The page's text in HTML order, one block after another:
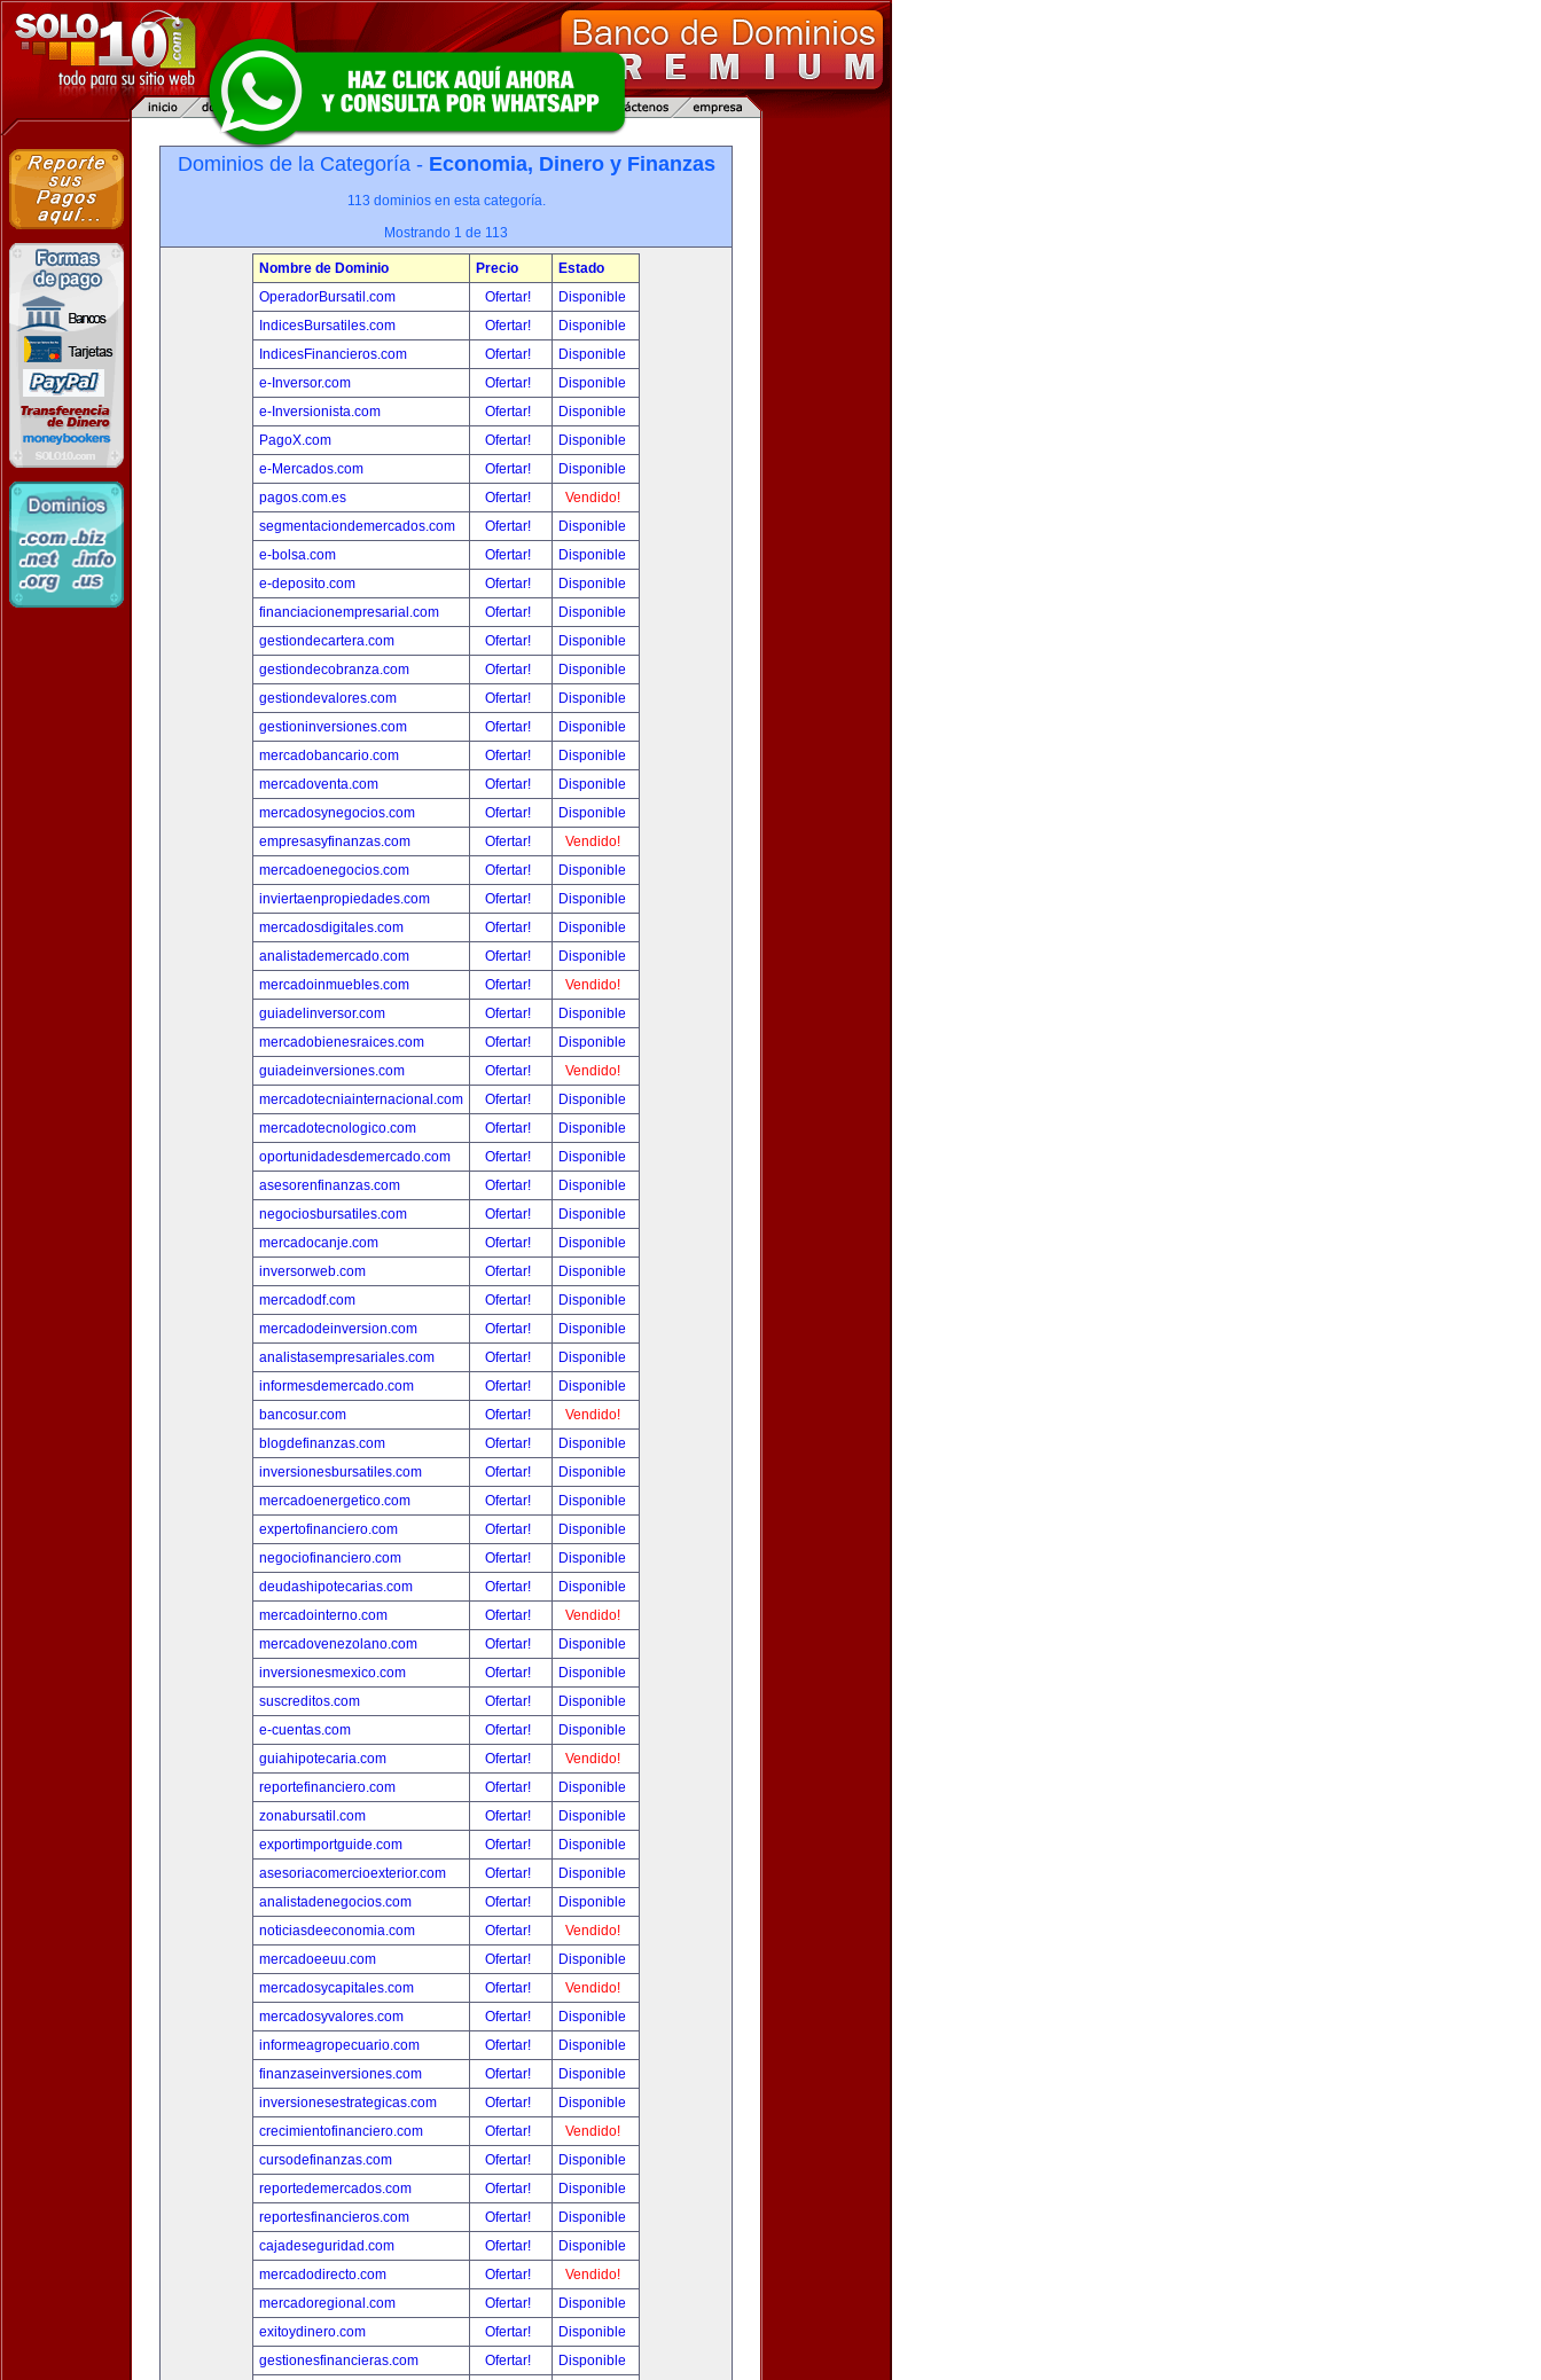
Dominios de la Categoría - Economia, Dinero y Finanzas
113 dominios en esta categoría.
Mostrando 1 de 113
Nombre de Dominio Precio
Estado
OperadorBursatil.com
Ofertar!
Disponible
IndicesBursatiles.com
Ofertar!
Disponible
IndicesFinancieros.com
Ofertar!
Disponible
e-Inversor.com
Ofertar!
Disponible
e-Inversionista.com
Ofertar!
Disponible
PagoX.com
Ofertar!
Disponible
e-Mercados.com
Ofertar!
Disponible
pagos.com.es
Ofertar!
Vendido!
segmentaciondemercados.com
Ofertar!
Disponible
e-bolsa.com
Ofertar!
Disponible
e-deposito.com
Ofertar!
Disponible
financiacionempresarial.com
Ofertar!
Disponible
gestiondecartera.com
Ofertar!
Disponible
gestiondecobranza.com
Ofertar!
Disponible
gestiondevalores.com
Ofertar!
Disponible
gestioninversiones.com
Ofertar!
Disponible
mercadobancario.com
Ofertar!
Disponible
mercadoventa.com
Ofertar!
Disponible
mercadosynegocios.com
Ofertar!
Disponible
empresasyfinanzas.com
Ofertar!
Vendido!
mercadoenegocios.com
Ofertar!
Disponible
inviertaenpropiedades.com
Ofertar!
Disponible
mercadosdigitales.com
Ofertar!
Disponible
analistademercado.com
Ofertar!
Disponible
mercadoinmuebles.com
Ofertar!
Vendido!
guiadelinversor.com
Ofertar!
Disponible
mercadobienesraices.com
Ofertar!
Disponible
guiadeinversiones.com
Ofertar!
Vendido!
mercadotecniainternacional.com
Ofertar!
Disponible
mercadotecnologico.com
Ofertar!
Disponible
oportunidadesdemercado.com
Ofertar!
Disponible
asesorenfinanzas.com
Ofertar!
Disponible
negociosbursatiles.com
Ofertar!
Disponible
mercadocanje.com
Ofertar!
Disponible
inversorweb.com
Ofertar!
Disponible
mercadodf.com
Ofertar!
Disponible
mercadodeinversion.com
Ofertar!
Disponible
analistasempresariales.com
Ofertar!
Disponible
informesdemercado.com
Ofertar!
Disponible
bancosur.com
Ofertar!
Vendido!
blogdefinanzas.com
Ofertar!
Disponible
inversionesbursatiles.com
Ofertar!
Disponible
mercadoenergetico.com
Ofertar!
Disponible
expertofinanciero.com
Ofertar!
Disponible
negociofinanciero.com
Ofertar!
Disponible
deudashipotecarias.com
Ofertar!
Disponible
mercadointerno.com
Ofertar!
Vendido!
mercadovenezolano.com
Ofertar!
Disponible
inversionesmexico.com
Ofertar!
Disponible
suscreditos.com
Ofertar!
Disponible
e-cuentas.com
Ofertar!
Disponible
guiahipotecaria.com
Ofertar!
Vendido!
reportefinanciero.com
Ofertar!
Disponible
zonabursatil.com
Ofertar!
Disponible
exportimportguide.com
Ofertar!
Disponible
asesoriacomercioexterior.com
Ofertar!
Disponible
analistadenegocios.com
Ofertar!
Disponible
noticiasdeeconomia.com
Ofertar!
Vendido!
mercadoeeuu.com
Ofertar!
Disponible
mercadosycapitales.com
Ofertar!
Vendido!
mercadosyvalores.com
Ofertar!
Disponible
informeagropecuario.com
Ofertar!
Disponible
finanzaseinversiones.com
Ofertar!
Disponible
inversionesestrategicas.com
Ofertar!
Disponible
crecimientofinanciero.com
Ofertar!
Vendido!
cursodefinanzas.com
Ofertar!
Disponible
reportedemercados.com
Ofertar!
Disponible
reportesfinancieros.com
Ofertar!
Disponible
cajadeseguridad.com
Ofertar!
Disponible
mercadodirecto.com
Ofertar!
Vendido!
mercadoregional.com
Ofertar!
Disponible
exitoydinero.com
Ofertar!
Disponible
gestionesfinancieras.com
Ofertar!
Disponible